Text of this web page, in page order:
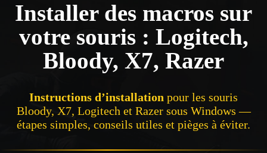
AVIS 800+
CONTACTS
Installer des macros sur
votre souris : Logitech,
Bloody, X7, Razer
Instructions d’installation pour les souris
Bloody, X7, Logitech et Razer sous Windows —
étapes simples, conseils utiles et pièges à éviter.